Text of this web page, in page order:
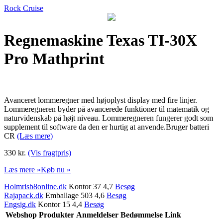
Rock Cruise
Regnemaskine Texas TI-30X
Pro Mathprint
Avanceret lommeregner med højoplyst display med fire linjer.
Lommeregneren byder på avancerede funktioner til matematik og
naturvidenskab på højt niveau. Lommeregneren fungerer godt som
supplement til software da den er hurtig at anvende.Bruger batteri
CR (Læs mere)
330 kr. (Vis fragtpris)
Læs mere »Køb nu »
Holmrisb8online.dk Kontor 37 4,7 Besøg
Rajapack.dk Emballage 503 4,6 Besøg
Engsig.dk Kontor 15 4,4 Besøg
Webshop Produkter Anmeldelser Bedømmelse Link